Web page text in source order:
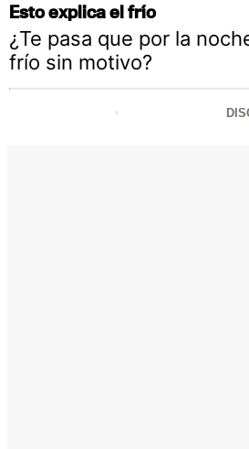
Esto explica el frío
¿Te pasa que por la
frío sin motivo?